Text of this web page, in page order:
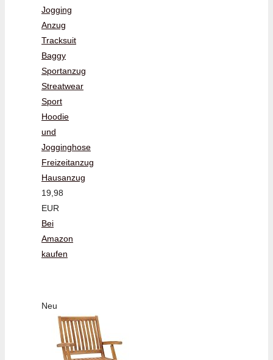
Jogging
Anzug
Tracksuit
Baggy
Sportanzug
Streatwear
Sport
Hoodie
und
Jogginghose
Freizeitanzug
Hausanzug
19,98
EUR
Bei
Amazon
kaufen
Neu